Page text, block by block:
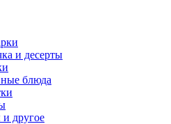
и десерты
блюда
другое